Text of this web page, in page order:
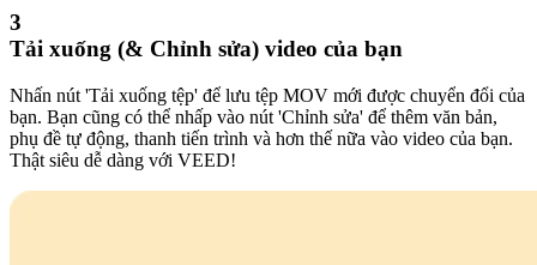
3
Tải xuống (& Chỉnh sửa) video của bạn
Nhấn nút 'Tải xuống tệp' để lưu tệp MOV mới được chuyển đổi của
bạn. Bạn cũng có thể nhấp vào nút 'Chỉnh sửa' để thêm văn bản,
phụ đề tự động, thanh tiến trình và hơn thế nữa vào video của bạn.
Thật siêu dễ dàng với VEED!